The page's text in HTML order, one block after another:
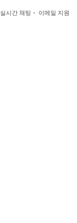
실시간 채팅 · 이메일 지원